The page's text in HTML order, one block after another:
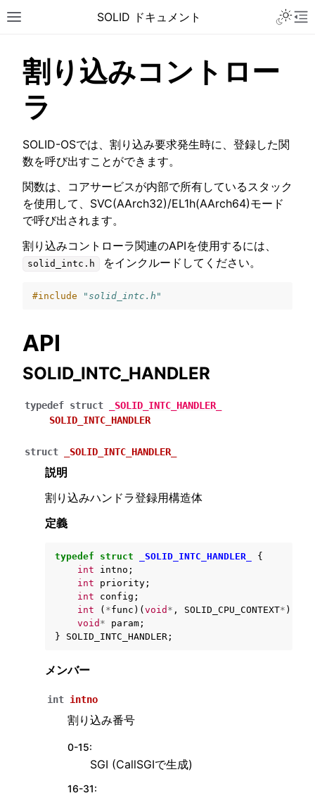
Toggle site navigation sidebar
SOLID ドキュメント
navigation of チュートリアル
navigation of SOLID-OS
navigation of Core Service
割り込みコントロー
ラ
SOLID-OSでは、割り込み要求発生時に、登録した関
数を呼び出すことができます。
関数は、コアサービスが内部で所有しているスタック
を使用して、SVC(AArch32)/EL1h(AArch64)モード
で呼び出されます。
割り込みコントローラ関連のAPIを使用するには、
solid_intc.h をインクルードしてください。
#include "solid_intc.h"
API
SOLID_INTC_HANDLER
typedef struct
_SOLID_INTC_HANDLER_
SOLID_INTC_HANDLER
struct _SOLID_INTC_HANDLER_
説明
割り込みハンドラ登録用構造体
定義
typedef struct _SOLID_INTC_HANDLER_
{
int
intno ;
int
priority ;
int
config ;
int
( *func )( void * , SOLID_CPU_CONTEXT* );
void * param ;
}
SOLID_INTC_HANDLER ;
メンバー
int intno
割り込み番号
0-15:
SGI (CallSGIで生成)
16-31: